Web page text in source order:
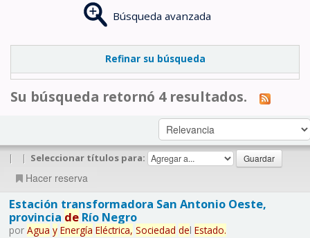
Búsqueda avanzada
Refinar su búsqueda
Su búsqueda retornó 4 resultados.
| | Seleccionar títulos para:
Hacer reserva
Estación transformadora San Antonio Oeste,
provincia deRío Negro
por Agua y Energía Eléctrica, Sociedad del Estado.